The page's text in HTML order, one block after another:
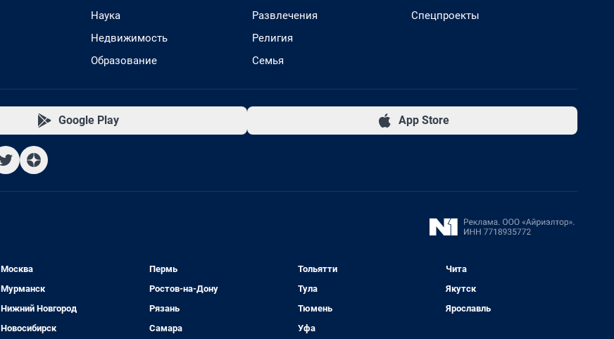
Наука
Недвижимость
Образование
Развлечения
Религия
Семья
Спецпроекты
Google Play App Store
Москва
Мурманск
Нижний Новгород
Новосибирск
Пермь
Ростов-на-Дону
Рязань
Самара
Тольятти
Тула
Тюмень
Уфа
Чита
Якутск
Ярославль